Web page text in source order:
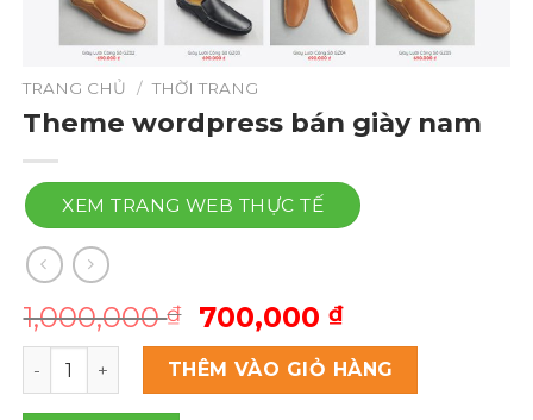
TRANG CHỦ / THỜI TRANG
Theme wordpress bán giày nam
XEM TRANG WEB THỰC TẾ
1,000,000₫
Giá
gốc
là:
1,000,000 ₫.
700,000 ₫Giá
hiện
tại
là:
Theme wordpress bán giày nam số lượng
THÊM VÀO GIỎ HÀNG